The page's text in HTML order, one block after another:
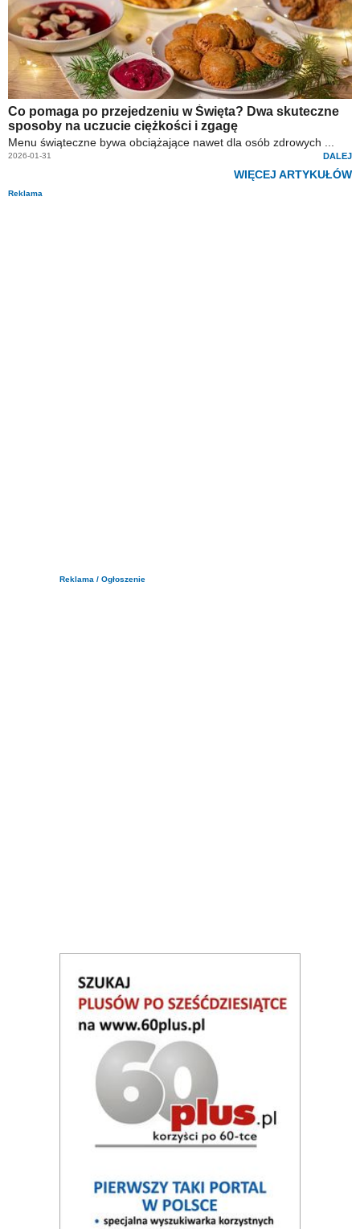
Co pomaga po przejedzeniu w Święta? Dwa skuteczne
sposoby na uczucie ciężkości i zgagę
Menu świąteczne bywa obciążające nawet dla osób zdrowych ...
2026-01-31 DALEJ
WIĘCEJ ARTYKUŁÓW
Reklama
Reklama / Ogłoszenie